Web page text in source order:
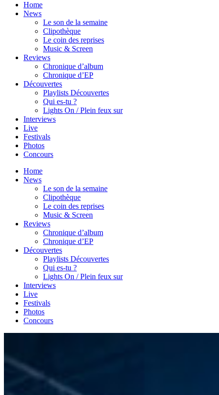
Home
News
Le son de la semaine
Clipothèque
Le coin des reprises
Music & Screen
Reviews
Chronique d’album
Chronique d’EP
Découvertes
Playlists Découvertes
Qui es-tu ?
Lights On / Plein feux sur
Interviews
Live
Festivals
Photos
Concours
Home
News
Le son de la semaine
Clipothèque
Le coin des reprises
Music & Screen
Reviews
Chronique d’album
Chronique d’EP
Découvertes
Playlists Découvertes
Qui es-tu ?
Lights On / Plein feux sur
Interviews
Live
Festivals
Photos
Concours